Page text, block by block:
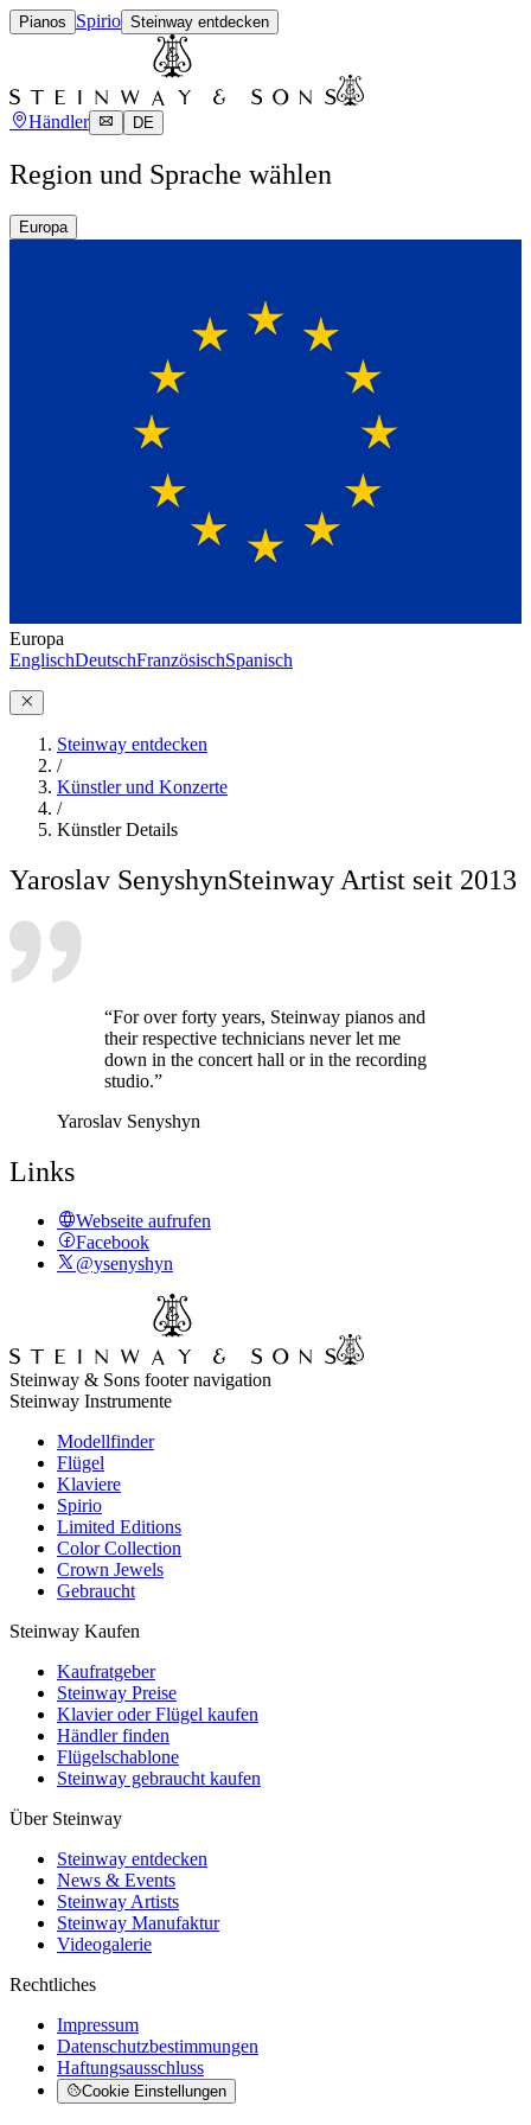
Pianos Spirio Steinway entdecken
Händler DE
Region und Sprache wählen
Europa
Europa
EnglischDeutschFranzösischSpanisch
Steinway entdecken
/
Künstler und Konzerte
/
Künstler Details
Yaroslav SenyshynSteinway Artist seit 2013
“For over forty years, Steinway pianos and
their respective technicians never let me
down in the concert hall or in the recording
studio.”
Yaroslav Senyshyn
Links
Webseite aufrufen
Facebook
@ysenyshyn
Steinway & Sons footer navigation
Steinway Instrumente
Modellfinder
Flügel
Klaviere
Spirio
Limited Editions
Color Collection
Crown Jewels
Gebraucht
Steinway Kaufen
Kaufratgeber
Steinway Preise
Klavier oder Flügel kaufen
Händler finden
Flügelschablone
Steinway gebraucht kaufen
Über Steinway
Steinway entdecken
News & Events
Steinway Artists
Steinway Manufaktur
Videogalerie
Rechtliches
Impressum
Datenschutzbestimmungen
Haftungsausschluss
Cookie Einstellungen